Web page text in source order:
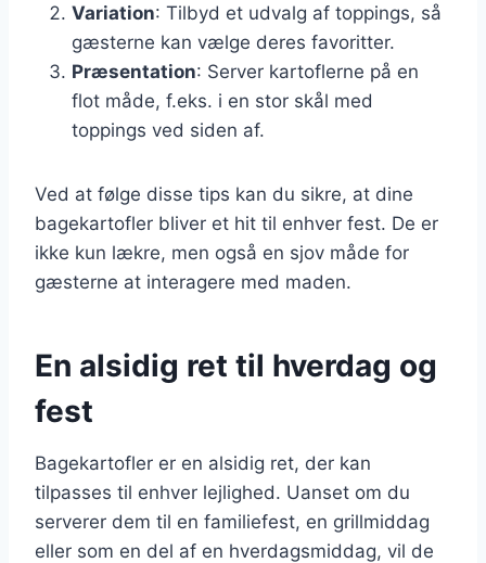
Variation: Tilbyd et udvalg af toppings, så
gæsterne kan vælge deres favoritter.
Præsentation: Server kartoflerne på en
flot måde, f.eks. i en stor skål med
toppings ved siden af.
Ved at følge disse tips kan du sikre, at dine
bagekartofler bliver et hit til enhver fest. De er
ikke kun lækre, men også en sjov måde for
gæsterne at interagere med maden.
En alsidig ret til hverdag og
fest
Bagekartofler er en alsidig ret, der kan
tilpasses til enhver lejlighed. Uanset om du
serverer dem til en familiefest, en grillmiddag
eller som en del af en hverdagsmiddag, vil de